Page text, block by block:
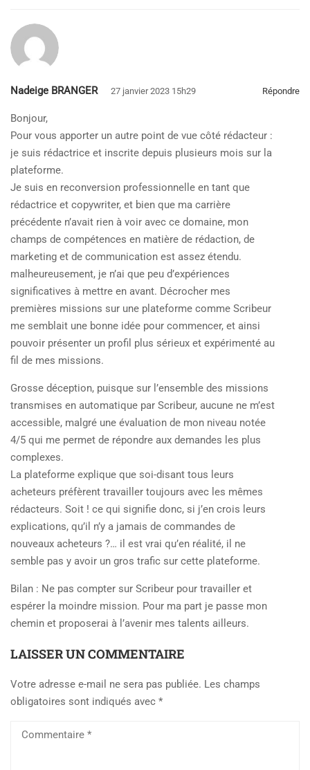
Nadeige BRANGER 27 janvier 2023 15h29 Répondre
Bonjour,
Pour vous apporter un autre point de vue côté rédacteur :
je suis rédactrice et inscrite depuis plusieurs mois sur la
plateforme.
Je suis en reconversion professionnelle en tant que
rédactrice et copywriter, et bien que ma carrière
précédente n’avait rien à voir avec ce domaine, mon
champs de compétences en matière de rédaction, de
marketing et de communication est assez étendu.
malheureusement, je n’ai que peu d’expériences
significatives à mettre en avant. Décrocher mes
premières missions sur une plateforme comme Scribeur
me semblait une bonne idée pour commencer, et ainsi
pouvoir présenter un profil plus sérieux et expérimenté au
fil de mes missions.
Grosse déception, puisque sur l’ensemble des missions
transmises en automatique par Scribeur, aucune ne m’est
accessible, malgré une évaluation de mon niveau notée
4/5 qui me permet de répondre aux demandes les plus
complexes.
La plateforme explique que soi-disant tous leurs
acheteurs préfèrent travailler toujours avec les mêmes
rédacteurs. Soit ! ce qui signifie donc, si j’en crois leurs
explications, qu’il n’y a jamais de commandes de
nouveaux acheteurs ?… il est vrai qu’en réalité, il ne
semble pas y avoir un gros trafic sur cette plateforme.
Bilan : Ne pas compter sur Scribeur pour travailler et
espérer la moindre mission. Pour ma part je passe mon
chemin et proposerai à l’avenir mes talents ailleurs.
LAISSER UN COMMENTAIRE
Votre adresse e-mail ne sera pas publiée. Les champs
obligatoires sont indiqués avec *